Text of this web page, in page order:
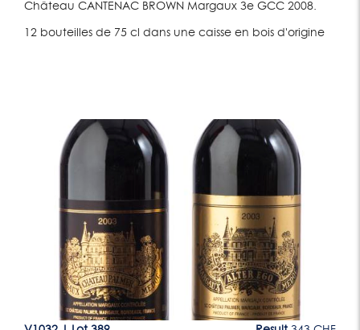
Château CANTENAC BROWN Margaux 3e GCC 2008.
12 bouteilles de 75 cl dans une caisse en bois d'origine
Lot 389